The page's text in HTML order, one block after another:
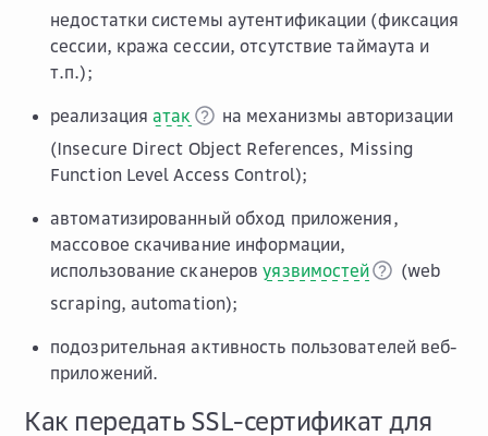
недостатки системы аутентификации (фиксация
сессии, кража сессии, отсутствие таймаута и
т.п.);
реализацияатак
на механизмы авторизации
(Insecure Direct Object References, Missing
Function Level Access Control);
автоматизированный обход приложения,
массовое скачивание информации,
использование сканеровуязвимостей
(web
scraping, automation);
подозрительная активность пользователей вeб-
приложений.
Как передать SSL-сертификат для